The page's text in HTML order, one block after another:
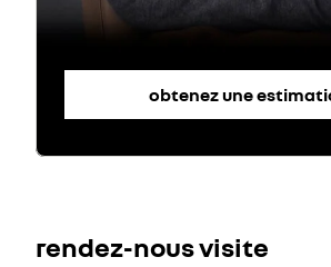
obtenez une
rendez-nous visite